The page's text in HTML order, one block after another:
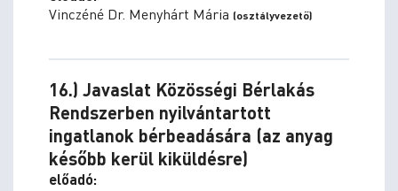
Vinczéné Dr. Menyhárt Mária (osztályvezető)
16.) Javaslat Közösségi Bérlakás
Rendszerben nyilvántartott
ingatlanok bérbeadására (az anyag
később kerül kiküldésre)
előadó: